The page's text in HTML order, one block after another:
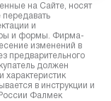
на Сайте, носят
передавать
и
и формы. Фирма-
изменений в
предварительного
должен
характеристик
в инструкции и
Фалмек